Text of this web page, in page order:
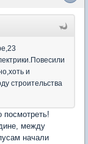
и
строительства
между
начали